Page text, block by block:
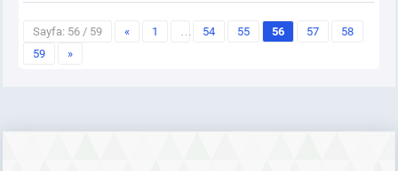
Sayfa: 56 / 59 « 1 … 54 55 56 57
58
59
»